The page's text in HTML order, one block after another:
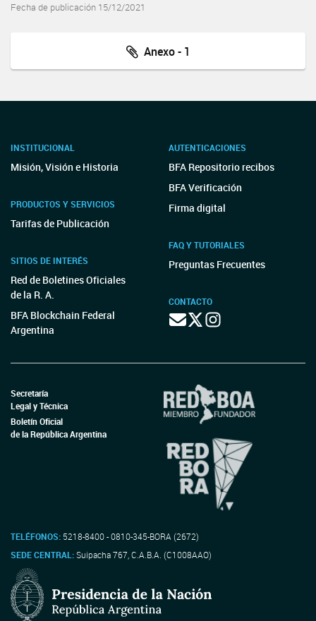
Fecha de publicación 15/12/2021
Anexo - 1
INSTITUCIONAL
Misión, Visión e Historia
PRODUCTOS Y SERVICIOS
Tarifas de Publicación
SITIOS DE INTERÉS
Red de Boletines Oficiales
de la R. A.
BFA Blockchain Federal
Argentina
AUTENTICACIONES
BFA Repositorio recibos
BFA Verificación
Firma digital
FAQ Y TUTORIALES
Preguntas Frecuentes
CONTACTO
Secretaría
Legal y Técnica
Boletín Oficial
de la República Argentina
TELÉFONOS: 5218-8400 - 0810-345-BORA (2672)
SEDE CENTRAL:Suipacha 767, C.A.B.A. (C1008AAO)